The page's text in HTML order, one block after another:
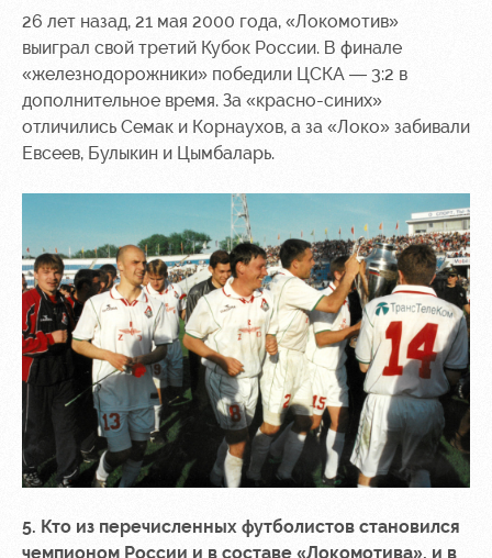
26 лет назад, 21 мая 2000 года, «Локомотив»
выиграл свой третий Кубок России. В финале
«железнодорожники» победили ЦСКА — 3:2 в
дополнительное время. За «красно-синих»
отличились Семак и Корнаухов, а за «Локо» забивали
Евсеев, Булыкин и Цымбаларь.
5. Кто из перечисленных футболистов становился
чемпионом России и в составе «Локомотива», и в